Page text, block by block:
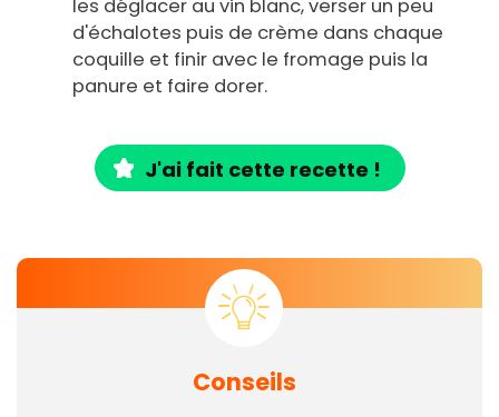
les déglacer au vin blanc, verser un peu
d'échalotes puis de crème dans chaque
coquille et finir avec le fromage puis la
panure et faire dorer.
J'ai fait cette recette !
Conseils